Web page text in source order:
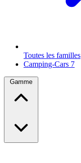
Toutes les familles
Camping-Cars 7
Gamme